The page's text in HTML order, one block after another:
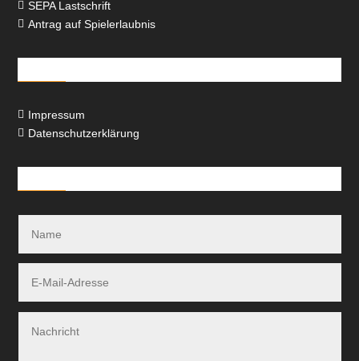
 SEPA Lastschrift
 Antrag auf Spielerlaubnis
 Impressum
 Datenschutzerklärung